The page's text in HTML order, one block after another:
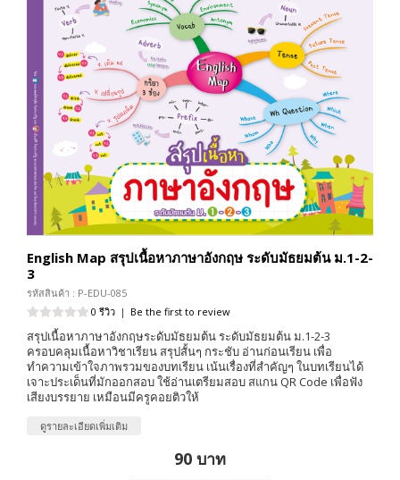
English Map สรุปเนื้อหาภาษาอังกฤษ ระดับมัธยมต้น ม.1-2-
3
รหัสสินค้า : P-EDU-085
0 รีวิว | Be the first to review
สรุปเนื้อหาภาษาอังกฤษระดับมัธยมต้น ระดับมัธยมต้น ม.1-2-3
ครอบคลุมเนื้อหาวิชาเรียน สรุปสั้นๆ กระชับ อ่านก่อนเรียน เพื่อ
ทำความเข้าใจภาพรวมของบทเรียน เน้นเรื่องที่สำคัญๆ ในบทเรียนได้
เจาะประเด็นที่มักออกสอบ ใช้อ่านเตรียมสอบ สแกน QR Code เพื่อฟัง
เสียงบรรยาย เหมือนมีครูคอยติวให้
ดูรายละเอียดเพิ่มเติม
90 บาท